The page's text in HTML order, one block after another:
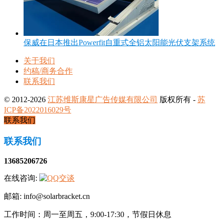
保威在日本推出Powerfit自重式全铝太阳能光伏支架系统
关于我们
约稿/商务合作
联系我们
© 2012-2026 江苏维斯康星广告传媒有限公司 版权所有 - 苏
ICP备2022016029号
联系我们
联系我们
13685206726
在线咨询:
邮箱: info@solarbracket.cn
工作时间：周一至周五，9:00-17:30，节假日休息